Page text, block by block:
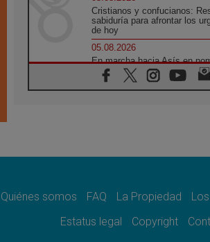
Cristianos y confucianos:
sabiduría para afrontar los
de hoy
05.08.2026
En marcha hacia Asís en
Francisco, a la espera de León
05.08.2026
quienes bendicen la guerra
Ucrania: Ataque masivo en
Quiénes somos FAQ La Propiedad
Estatus legal
Copyright